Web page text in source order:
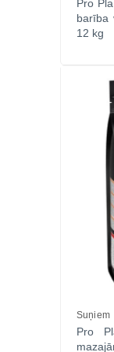
Papildu
apvienotu
inovācijas ar
Purina Pro
nekā 90
mājdzīvnieku
Pasūtiet
3kg
veselīgu ādu
Pro
barība
12 kg
Suņiem
Pro